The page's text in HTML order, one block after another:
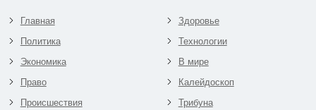
Главная
Политика
Экономика
Право
Происшествия
Здоровье
Технологии
В мире
Калейдоскоп
Трибуна